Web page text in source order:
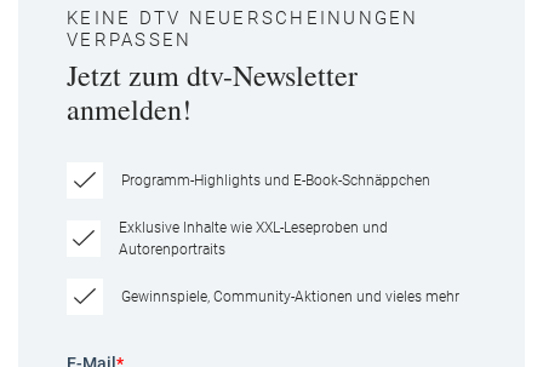
KEINE DTV NEUERSCHEINUNGEN
VERPASSEN
Jetzt zum dtv-Newsletter
anmelden!
Programm-Highlights und E-Book-Schnäppchen
Exklusive Inhalte wie XXL-Leseproben und
Autorenportraits
Gewinnspiele, Community-Aktionen und vieles mehr